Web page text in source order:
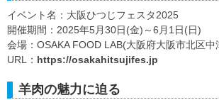
イベント名：大阪ひつじフェスタ2025
開催期間：2025年5月30日(金)～6月1日(日)
会場：OSAKA FOOD LAB(大阪府大阪市北区中
URL： https://osakahitsujifes.jp
羊肉の魅力に迫る